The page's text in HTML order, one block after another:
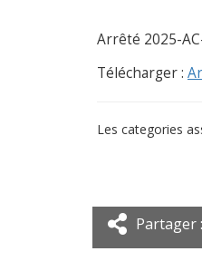
Arrêté 2025-
Télécharger :
Les categories
Partager :